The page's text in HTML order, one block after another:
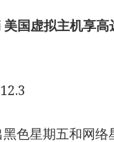
国虚拟主机享高
色星期五和网络